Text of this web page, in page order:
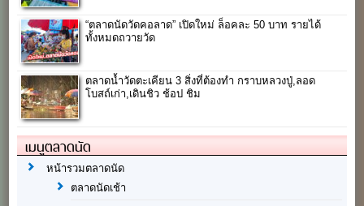
“ตลาดนัดวัดคอลาด” เปิดใหม่ ล็อคละ 50​ บาท รายได้
ทั้งหมดถวายวัด
ตลาดน้ำวัดตะเคียน 3 สิ่งที่ต้องทำ กราบหลวงปู่,ลอด
โบสถ์เก่า,เดินชิว ช้อป ชิม
เมนูตลาดนัด
หน้ารวมตลาดนัด
ตลาดนัดเช้า